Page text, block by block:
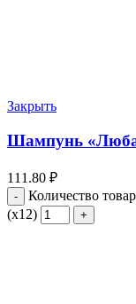
Закрыть
Шампунь
111.80 ₽
Количество
(х12)